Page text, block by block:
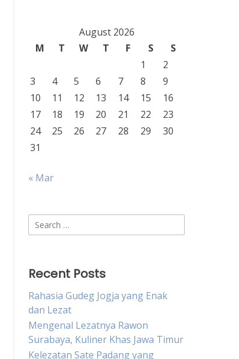
August 2026
M
T W T F S
S
1
2
3
4 5 6 7 8
9
10
11 12 13 14 15
16
17
18 19 20 21 22
23
24
25 26 27 28 29
30
31
« Mar
Search
for:
Recent Posts
Rahasia Gudeg Jogja yang Enak
dan Lezat
Mengenal Lezatnya Rawon
Surabaya, Kuliner Khas Jawa Timur
Kelezatan Sate Padang yang